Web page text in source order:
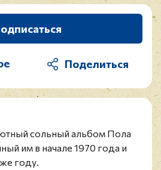
сольный альбом Пола
им в начале 1970 года и
году.